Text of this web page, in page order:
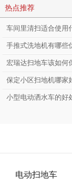
热点推荐
车间里清扫适合使用
手推式洗地机有哪些
宏瑞达扫地车该如何
保定小区扫地机哪家
小型电动洒水车的好
电动扫地车